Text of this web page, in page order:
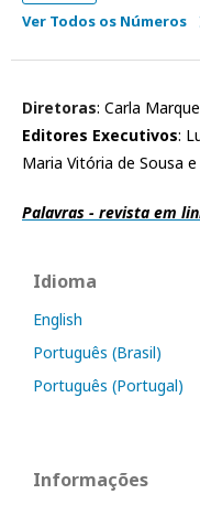
Ver Todos os Números
Diretoras: Carla
Editores Executivos:
Maria Vitória de Sousa
Palavras - revista em
Idioma
English
Português (Brasil)
Português (Portugal)
Informações